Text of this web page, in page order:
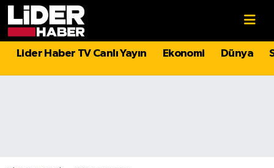
Lider Haber TV Canlı Yayın Ekonomi Dünya
Politika
Hava Durumu